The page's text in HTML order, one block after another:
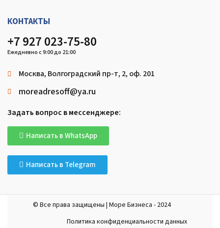
КОНТАКТЫ
+7 927 023-75-80
Ежедневно с 9:00 до 21:00
Москва, Волгоградский пр-т, 2, оф. 201
moreadresoff@ya.ru
Задать вопрос в мессенджере:
Написать в WhatsApp
Написать в Telegram
© Все права защищены | Море Бизнеса - 2024
Политика конфиденциальности данных